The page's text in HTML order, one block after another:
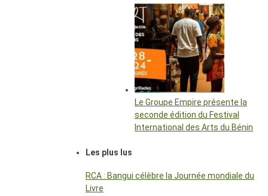
Le Groupe Empire présente la
seconde édition du Festival
International des Arts du Bénin
Les plus lus
RCA : Bangui célèbre la Journée mondiale du
Livre